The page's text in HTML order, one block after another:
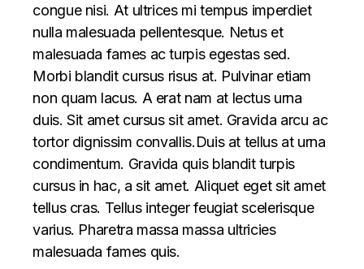
congue nisi. At ultrices mi tempus imperdiet
nulla malesuada pellentesque. Netus et
malesuada fames ac turpis egestas sed.
Morbi blandit cursus risus at. Pulvinar etiam
non quam lacus. A erat nam at lectus urna
duis. Sit amet cursus sit amet. Gravida arcu ac
tortor dignissim convallis.Duis at tellus at urna
condimentum. Gravida quis blandit turpis
cursus in hac, a sit amet. Aliquet eget sit amet
tellus cras. Tellus integer feugiat scelerisque
varius. Pharetra massa massa ultricies
malesuada fames quis.